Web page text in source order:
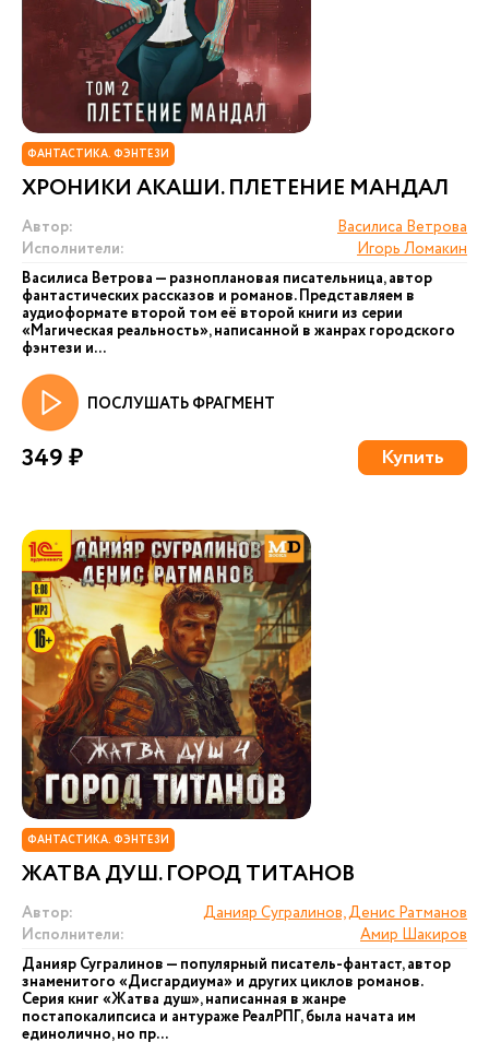
ФАНТАСТИКА. ФЭНТЕЗИ
ХРОНИКИ АКАШИ. ПЛЕТЕНИЕ МАНДАЛ
Автор:
Василиса Ветрова
Исполнители:
Игорь Ломакин
Василиса Ветрова — разноплановая писательница, автор
фантастических рассказов и романов. Представляем в
аудиоформате второй том её второй книги из серии
«Магическая реальность», написанной в жанрах городского
фэнтези и...
ПОСЛУШАТЬ ФРАГМЕНТ
349 ₽ Купить
ФАНТАСТИКА. ФЭНТЕЗИ
ЖАТВА ДУШ. ГОРОД ТИТАНОВ
Автор:
Данияр Сугралинов, Денис Ратманов
Исполнители:
Амир Шакиров
Данияр Сугралинов — популярный писатель-фантаст, автор
знаменитого «Дисгардиума» и других циклов романов.
Серия книг «Жатва душ», написанная в жанре
постапокалипсиса и антураже РеалРПГ, была начата им
единолично, но пр...